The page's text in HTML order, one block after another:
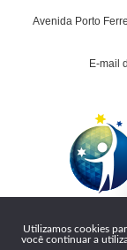
Avenida Porto
E-mail
Utilizamos cookies
você continuar a